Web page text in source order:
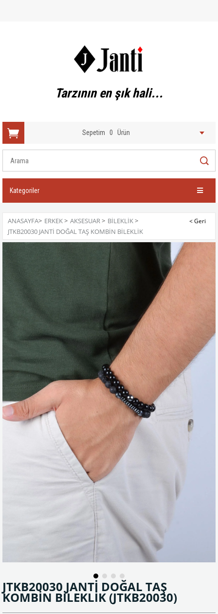
Tarzının en şık hali...
Sepetim 0 Ürün
Kategoriler
ANASAYFA> ERKEK> AKSESUAR> BILEKLIK>
JTKB20030 JANTİ DOĞAL TAŞ KOMBİN BİLEKLİK
JTKB20030 JANTİ DOĞAL TAŞ
KOMBİN BİLEKLİK (JTKB20030)